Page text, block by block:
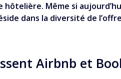
hôtelière. Même si
dans la diversité de
Airbnb et